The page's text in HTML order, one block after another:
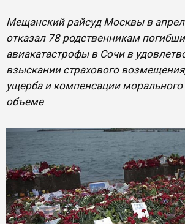
Мещанский райсуд Москвы в
отказал 78 родственникам
авиакатастрофы в Сочи в
взыскании страхового
ущерба и компенсации
объеме